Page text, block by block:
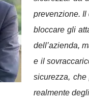
prevenzione.
bloccare gli
dell’azienda,
e il
sicurezza,
realmente